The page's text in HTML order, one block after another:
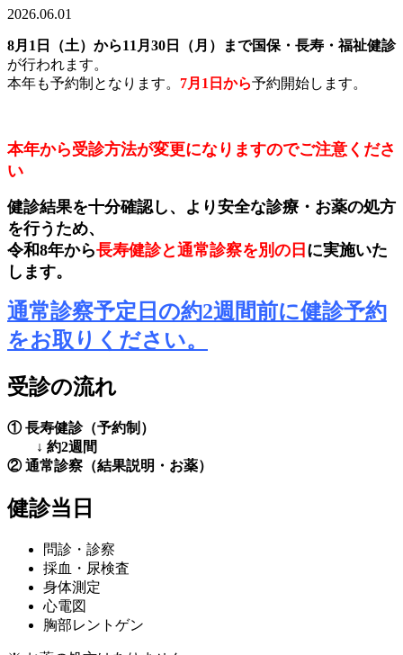
2026.06.01
8月1日（土）から11月30日（月）まで国保・長寿・福祉健診
が行われます。
本年も予約制となります。 7月1日から予約開始します。
本年から受診方法が変更になりますのでご注意くださ
い
健診結果を十分確認し、より安全な診療・お薬の処方
を行うため、
令和8年から長寿健診と通常診察を別の日 に実施いた
します。
通常診察予定日の約2週間前に健診予約
をお取りください。
受診の流れ
①長寿健診（予約制）
↓ 約2週間
②通常診察（結果説明・お薬）
健診当日
問診・診察
採血・尿検査
身体測定
心電図
胸部レントゲン